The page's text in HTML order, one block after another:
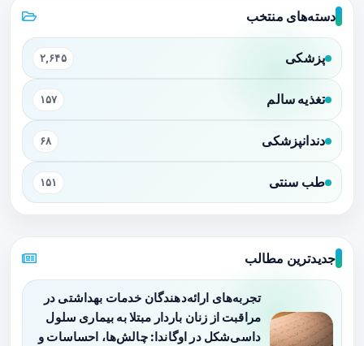
دسته‌های منتخب
پزشکی ۲,۶۴۵
تغذیه سالم ۱۵۷
دندانپزشکی ۶۸
طب سنتی ۱۵۱
جدیدترین مطالب
تجربه‌های ارائه‌دهندگان خدمات بهداشتی در
مراقبت از زنان باردار مبتلا به بیماری سلول
داسی‌شکل در اوگاندا: چالش‌ها، احساسات و